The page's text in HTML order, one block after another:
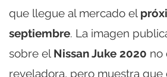
que llegue al mercado el
septiembre. La imagen
sobre el Nissan Juke 2020 no
reveladora, pero muestra que